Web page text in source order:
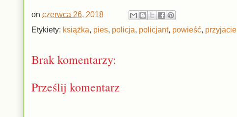
on czerwca 26, 2018
Etykiety: książka, pies, policja, policjant, powieść, przyjaciel
Brak komentarzy:
Prześlij komentarz